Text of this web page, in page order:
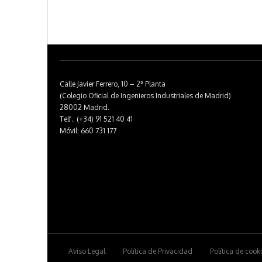
Calle Javier Ferrero, 10 – 2ª Planta
(Colegio Oficial de Ingenieros Industriales de Madrid)
28002 Madrid.
Telf.: (+34) 91 521 40 41
Móvil: 660 731 177
Aviso Legal Política de Privacidad Política de